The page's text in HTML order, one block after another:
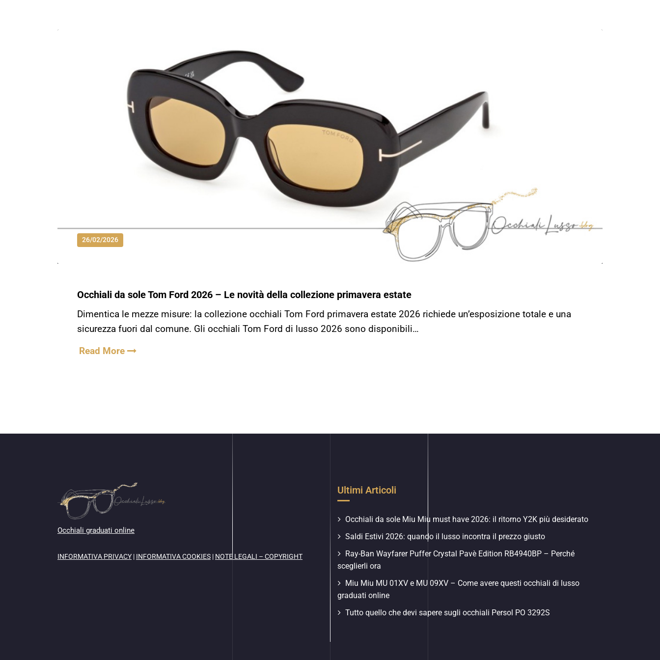
26/02/2026
Occhiali da sole Tom Ford 2026 – Le novità della collezione primavera estate
Dimentica le mezze misure: la collezione occhiali Tom Ford primavera estate 2026 richiede un’esposizione totale e una
sicurezza fuori dal comune. Gli occhiali Tom Ford di lusso 2026 sono disponibili…
Read More
Occhiali graduati online
INFORMATIVA PRIVACY | INFORMATIVA COOKIES | NOTE LEGALI – COPYRIGHT
Ultimi Articoli
Occhiali da sole Miu Miu must have 2026: il ritorno Y2K più desiderato
Saldi Estivi 2026: quando il lusso incontra il prezzo giusto
Ray-Ban Wayfarer Puffer Crystal Pavè Edition RB4940BP – Perché
sceglierli ora
Miu Miu MU 01XV e MU 09XV – Come avere questi occhiali di lusso
graduati online
Tutto quello che devi sapere sugli occhiali Persol PO 3292S